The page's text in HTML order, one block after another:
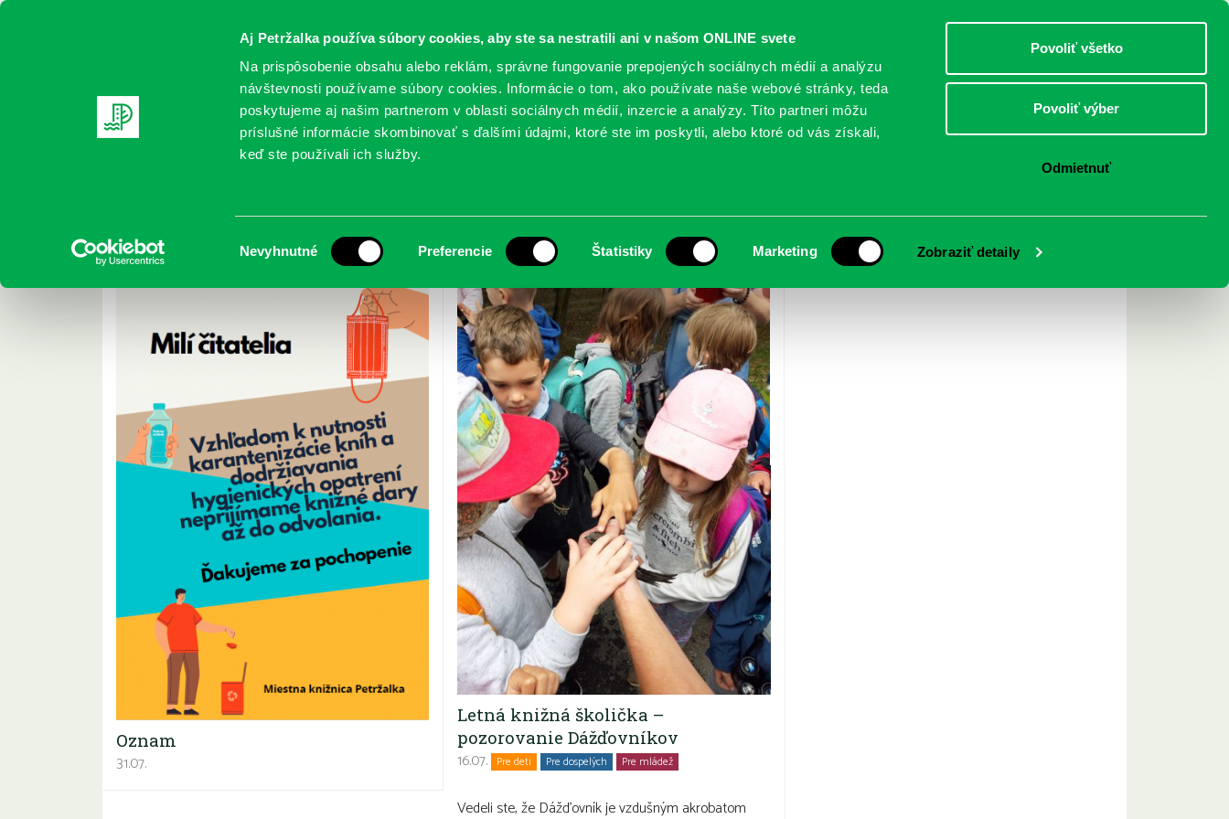
Aj Petržalka používa súbory cookies, aby ste sa nestratili ani v našom ONLINE svete
Na prispôsobenie obsahu alebo reklám, správne fungovanie prepojených sociálnych médií a analýzu
návštevnosti používame súbory cookies. Informácie o tom, ako používate naše webové stránky, teda
poskytujeme aj našim partnerom v oblasti sociálnych médií, inzercie a analýzy. Títo partneri môžu
príslušné informácie skombinovať s ďalšími údajmi, ktoré ste im poskytli, alebo ktoré od vás získali,
keď ste používali ich služby.
súhlasu
Nevyhnutné Preferencie Štatistiky Marketing Zobraziť detaily
Povoliť všetko
Povoliť výber
Odmietnuť
DOSPELÍ
REGISTRUJTE SA ONLINE KATALÓGY SLUŽBY PODUJATIA POBOČKY O KNIŽNICI
Archív júl 2020
Oznam
31.07.
Letná knižná školička –
pozorovanie Dážďovníkov
16.07. Pre deti Pre dospelých Pre mládež
Vedeli ste, že Dážďovník je vzdušným akrobatom